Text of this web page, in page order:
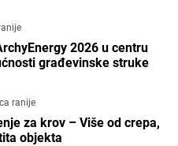
2026 u centru
građevinske struke
ranije
za krov – Više od crepa,
objekta